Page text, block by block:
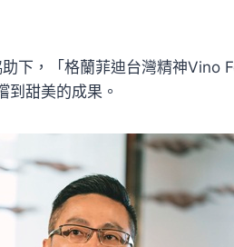
下，「格蘭菲迪台灣精神Vino
甜美的成果。